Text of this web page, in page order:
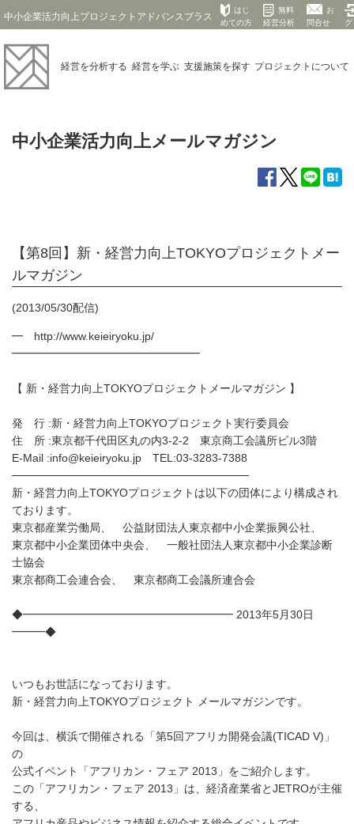
中小企業活力向上プロジェクトアドバンスプラス
はじ
めての方
無料
経営分析
お
問合せ
経営を分析する 経営を学ぶ 支援施策を探す プロジェクト について
中小企業活力向上メールマガジン
【第8回】新・経営力向上TOKYOプロジェクトメー
ルマガジン
(2013/05/30配信)
━ http://www.keieiryoku.jp/
━━━━━━━━━━━━━━━━━
【 新・経営力向上TOKYOプロジェクトメールマガジン 】
発 行 :新・経営力向上TOKYOプロジェクト実行委員会
住 所 :東京都千代田区丸の内3-2-2 東京商工会議所ビル3階
E-Mail :info@keieiryoku.jp TEL:03-3283-7388
──────────────────────────────
新・経営力向上TOKYOプロジェクトは以下の団体により構成され
ております。
東京都産業労働局、 公益財団法人東京都中小企業振興公社、
東京都中小企業団体中央会、 一般社団法人東京都中小企業診断
士協会
東京都商工会連合会、 東京都商工会議所連合会
◆━━━━━━━━━━━━━━━━━━━ 2013年5月30日
━━━◆
いつもお世話になっております。
新・経営力向上TOKYOプロジェクト メールマガジンです。
今回は、横浜で開催される「第5回アフリカ開発会議(TICAD V)」
の
公式イベント「アフリカン・フェア 2013」をご紹介します。
この「アフリカン・フェア 2013」は、経済産業省とJETROが主催
する、